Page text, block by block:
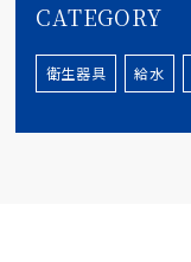
CATEGORY
衛生器具 給水